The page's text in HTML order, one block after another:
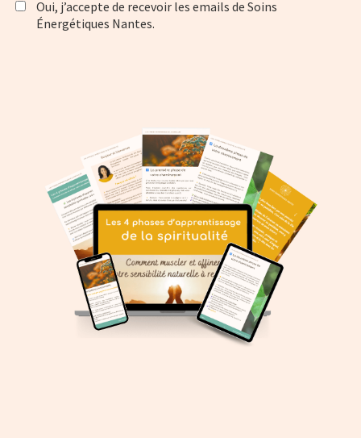
Oui, j’accepte de recevoir les emails de Soins
Énergétiques Nantes.